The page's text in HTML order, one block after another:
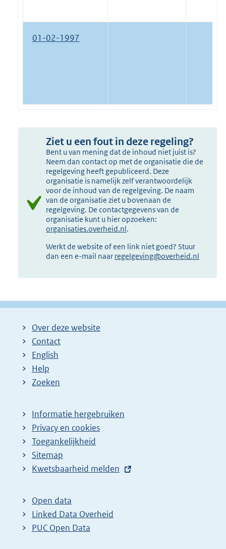
01-02-1997
Ziet u een fout in deze regeling?
Bent u van mening dat de inhoud niet juist is?
Neem dan contact op met de organisatie die de
regelgeving heeft gepubliceerd. Deze
organisatie is namelijk zelf verantwoordelijk
voor de inhoud van de regelgeving. De naam
van de organisatie ziet u bovenaan de
regelgeving. De contactgegevens van de
organisatie kunt u hier opzoeken:
organisaties.overheid.nl.
Werkt de website of een link niet goed? Stuur
dan een e-mail naar regelgeving@overheid.nl
Over deze website
Contact
English
Help
Zoeken
Informatie hergebruiken
Privacy en cookies
Toegankelijkheid
Sitemap
E
t
e
r
Kwetsbaarheid melden
Open data
Linked Data Overheid
PUC Open Data